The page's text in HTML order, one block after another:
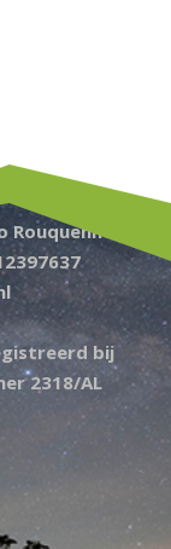
Rouquenho
bij
2318/AL